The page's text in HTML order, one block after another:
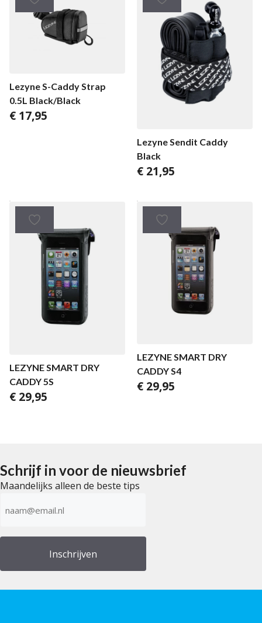
Lezyne S-Caddy Strap
0.5L Black/Black
€ 17,95
Lezyne Sendit Caddy
Black
€ 21,95
LEZYNE SMART DRY
CADDY 5S
€ 29,95
LEZYNE SMART DRY
CADDY S4
€ 29,95
Schrijf in voor de nieuwsbrief
Maandelijks alleen de beste tips
mailadres